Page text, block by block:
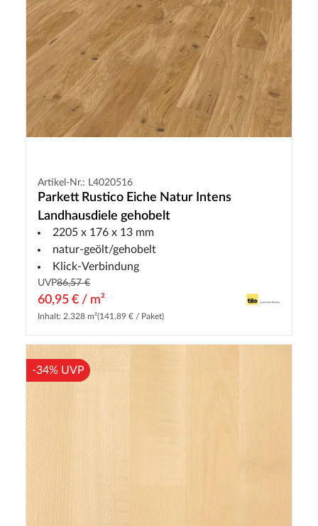
Artikel-Nr.: L4020516
Parkett Rustico Eiche Natur Intens
Landhausdiele gehobelt
2205 x 176 x 13 mm
natur-geölt/gehobelt
Klick-Verbindung
UVP86,57 €
60,95 € / m²
Inhalt: 2.328 m²(141,89 € / Paket)
-34% UVP